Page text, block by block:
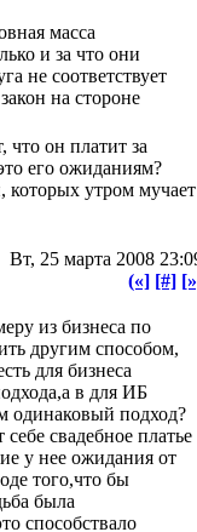
масса
и за что они
не соответствует
на стороне
что он платит за
его ожиданиям?
которых утром мучает
Вт, 25 марта 2008
(«] [#]
из бизнеса по
другим способом,
для бизнеса
в для ИБ
одинаковый подход?
свадебное платье
у нее ожидания от
того,что бы
была
способствало